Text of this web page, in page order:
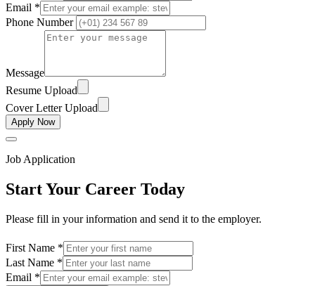
Email *
Phone Number
Message
Resume Upload
Cover Letter Upload
Apply Now
Job Application
Start Your Career Today
Please fill in your information and send it to the employer.
First Name *
Last Name *
Email *